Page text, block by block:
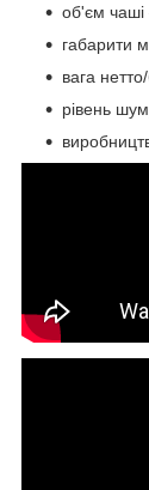
об'єм
габарити
вага
рівень